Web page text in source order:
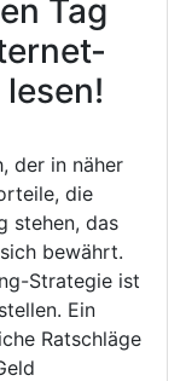
Tag
der in näher
die
stehen, das
bewährt.
Strategie ist
Ein
Ratschläge